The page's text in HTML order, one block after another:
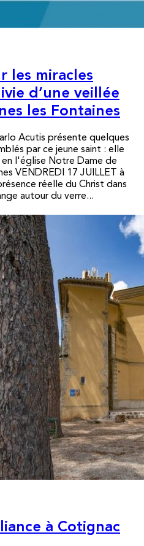
les miracles
d’une veillée
les Fontaines
Acutis présente quelques
par ce jeune saint : elle
l'église Notre Dame de
VENDREDI 17 JUILLET à
réelle du Christ dans
autour du verre...
à Cotignac